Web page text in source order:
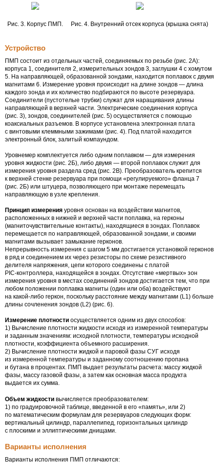
Рис. 3. Корпус ПМП. Рис. 4. Внутренний отсек корпуса (крышка снята)
Устройство
ПМП состоит из отдельных частей, соединяемых по резьбе (рис. 2А):
корпуса 1, соединителя 2, измерительных зондов 3, заглушки 4 с хомутом
5. На направляющей, образованной зондами, находится поплавок с двумя
магнитами 6. Измерение уровня происходит на длине зондов — длина
каждого зонда и их количество подбираются по высоте резервуара.
Соединители (пустотелые трубки) служат для наращивания длины
направляющей в верхней части. Электрические соединения корпуса
(рис. 3), зондов, соединителей (рис. 5) осуществляется с помощью
коаксиальных разъемов. В корпусе установлена электронная плата
с винтовыми клеммными зажимами (рис. 4). Под платой находится
электронный блок, залитый компаундом.
Уровнемер комплектуется либо одним поплавком — для измерения
уровня жидкости (рис. 2Б), либо двумя — второй поплавок служит для
измерения уровня раздела сред (рис. 2В). Преобразователь крепится
к верхней стенке резервуара при помощи «регулируемого» фланца 7
(рис. 2Б) или штуцера, позволяющего при монтаже перемещать
направляющую в узле крепления.
Принцип измерения уровня основан на воздействии магнитов,
расположенных в нижней и верхней части поплавка, на герконы
(магниточувствительные контакты), находящиеся в зондах. Поплавок
перемещается по направляющей, образованной зондами, и своими
магнитами вызывает замыкание герконов.
Непрерывность измерения с шагом 5 мм достигается установкой герконов
в ряд и соединением их через резисторы по схеме резистивного
делителя напряжения, цепи которого соединены с платой
PIC-контроллера, находящейся в зондах. Отсутствие «мертвых» зон
измерения уровня в местах соединений зондов достигается тем, что при
любом положении поплавка магниты (один или оба) воздействуют
на какой-либо геркон, поскольку расстояние между магнитами (L1) больше
длины сочленения зондов (L2) (рис. 6).
Измерение плотности осуществляется одним из двух способов:
1) Вычисление плотности жидкости исходя из измеренной температуры
и заданным значениям: исходной плотности, температуры исходной
плотности, коэффициента объемного расширения.
2) Вычисление плотности жидкой и паровой фазы СУГ исходя
из измеренной температуры и заданному соотношению пропана
и бутана в процентах. ПМП выдает результаты расчета: массу жидкой
фазы, массу газовой фазы, а затем как основная масса продукта
выдается их сумма.
Объем жидкости вычисляется преобразователем:
1) по градуировочной таблице, введенной в его «память», или 2)
по математическим формулам для резервуаров следующих форм:
вертикальный цилиндр, параллепипед, горизонтальных цилиндр
с плоскими и эллиптическими днищами.
Варианты исполнения
Варианты исполнения ПМП отличаются: